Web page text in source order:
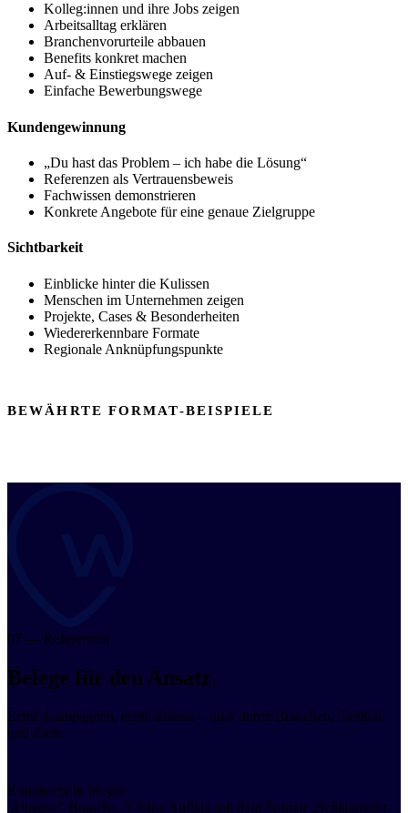
Kolleg:innen und ihre Jobs zeigen
Arbeitsalltag erklären
Branchenvorurteile abbauen
Benefits konkret machen
Auf- & Einstiegswege zeigen
Einfache Bewerbungswege
Kunden­gewinnung
„Du hast das Problem – ich habe die Lösung“
Referenzen als Vertrauensbeweis
Fachwissen demonstrieren
Konkrete Angebote für eine genaue Zielgruppe
Sichtbarkeit
Einblicke hinter die Kulissen
Menschen im Unternehmen zeigen
Projekte, Cases & Besonderheiten
Wiedererkennbare Formate
Regionale Anknüpfungspunkte
BEWÄHRTE FORMAT-BEISPIELE
07 — Referenzen
Belege für den Ansatz.
Echte Kampagnen, echte Zahlen – quer durch Branchen, Größen
und Ziele.
Kanaltechnik Meyer
„Unsexy“ Branche, 5 Jahre Aufbau mit dem Format „Schlaumeier